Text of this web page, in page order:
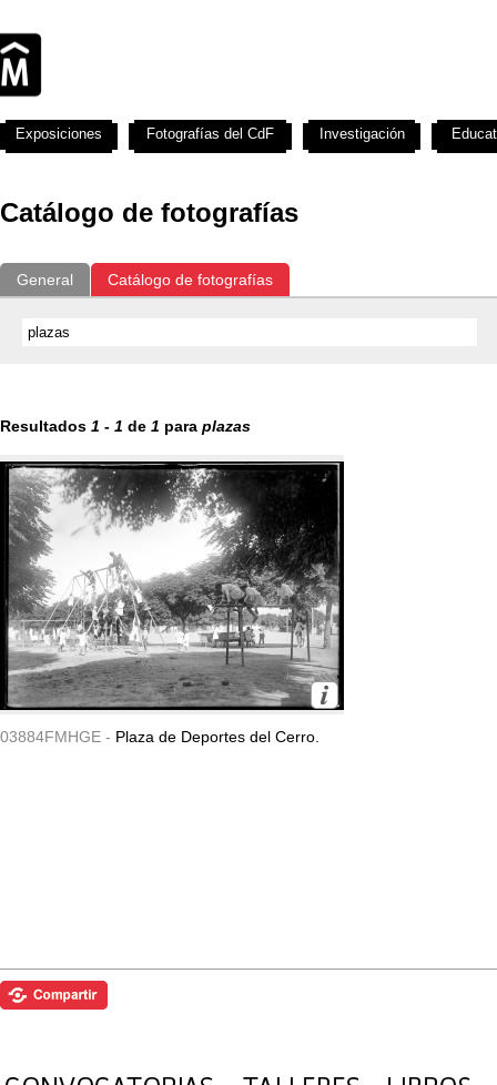
Catálogo de fotografías
General Catálogo de fotografías
Resultados 1 - 1 de 1 para plazas
03884FMHGE - Plaza de Deportes del Cerro.
Exposiciones Fotografías del CdF Investigación